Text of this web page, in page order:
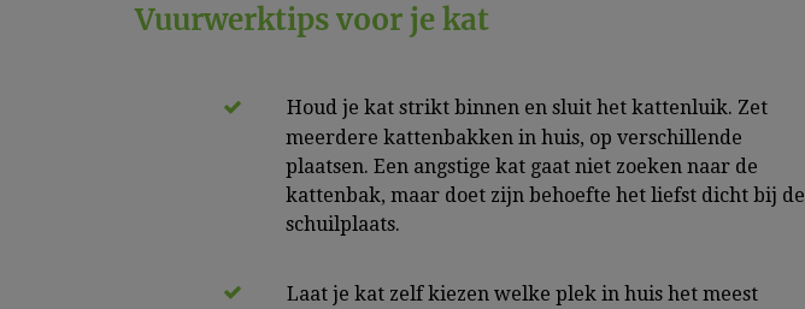
Vuurwerktips voor je kat
Houd je kat strikt binnen en sluit het kattenluik. Zet
meerdere kattenbakken in huis, op verschillende
plaatsen. Een angstige kat gaat niet zoeken naar de
kattenbak, maar doet zijn behoefte het liefst dicht bij de
schuilplaats.
Laat je kat zelf kiezen welke plek in huis het meest